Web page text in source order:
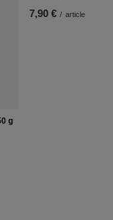
g
7,90 € / article